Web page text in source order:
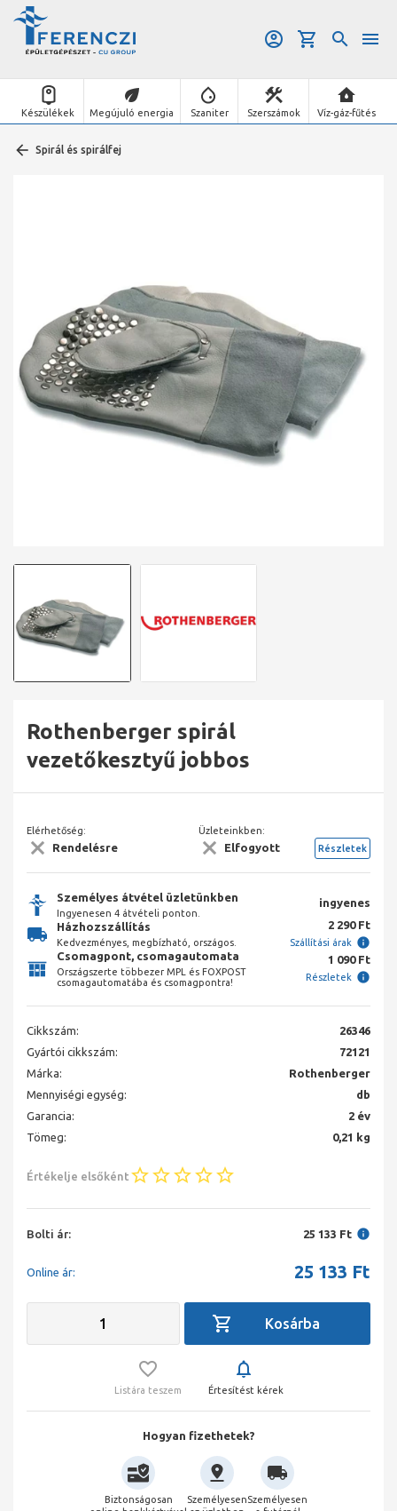
Készülékek Megújuló energia Szaniter Szerszámok Víz-gáz-fűtés
Spirál és spirálfej
Rothenberger spirál
vezetőkesztyű jobbos
Elérhetőség:
Rendelésre
Üzleteinkben:
Elfogyott Részletek
Személyes átvétel üzletünkben
Ingyenesen 4 átvételi ponton.
ingyenes
Házhozszállítás
Kedvezményes, megbízható, országos.
2 290 Ft
Szállítási árak
Csomagpont, csomagautomata
Országszerte többezer MPL és FOXPOST
csomagautomatába és csomagpontra!
1 090 Ft
Részletek
Cikkszám:
26346
Gyártói cikkszám:
72121
Márka:
Rothenberger
Mennyiségi egység:
db
Garancia:
2 év
Tömeg:
0,21 kg
Értékelje elsőként
Bolti ár: 25 133 Ft
Online ár: 25 133 Ft
Listára teszem Értesítést kérek
Hogyan fizethetek?
Biztonságosan
SzemélyesenSzemélyesen